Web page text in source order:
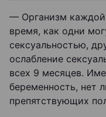
— Организм
время, как одни
сексуальностью,
ослабление
всех 9 месяцев.
беременность, нет
препятствующих